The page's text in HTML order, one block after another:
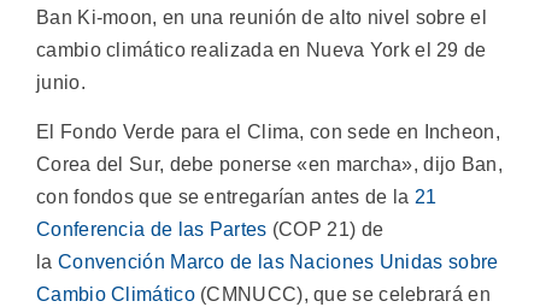
Ban Ki-moon, en una reunión de alto nivel sobre el
cambio climático realizada en Nueva York el 29 de
junio.
El Fondo Verde para el Clima, con sede en Incheon,
Corea del Sur, debe ponerse «en marcha», dijo Ban,
con fondos que se entregarían antes de la 21
Conferencia de las Partes (COP 21) de
la Convención Marco de las Naciones Unidas sobre
Cambio Climático(CMNUCC), que se celebrará en